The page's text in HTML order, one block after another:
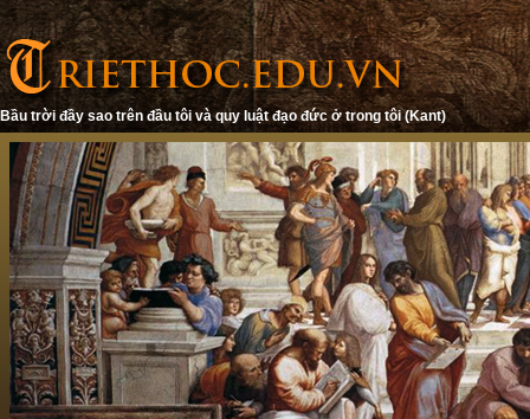
Bầu trời đầy sao trên đầu tôi và quy luật đạo đức ở trong tôi (Kant)